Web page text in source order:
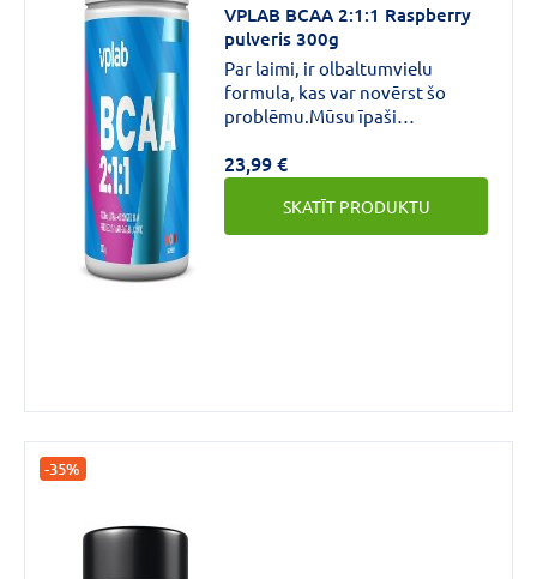
VPLAB BCAA 2:1:1 Raspberry
pulveris 300g
Par laimi, ir olbaltumvielu
formula, kas var novērst šo
problēmu.Mūsu īpaši
BCAA pulveris ir izstrādāts tā,
lai palīdzētu Jums saglabāt
lieso muskuļu masu, īpaši svara
samazināšanas laikā.
23,99 €
SKATĪT PRODUKTU
-35%